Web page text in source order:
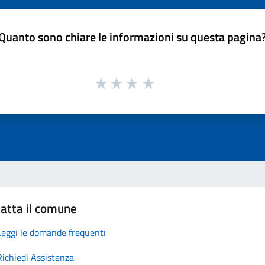
sono chiare le informazioni su questa
il comune
le domande frequenti
Assistenza